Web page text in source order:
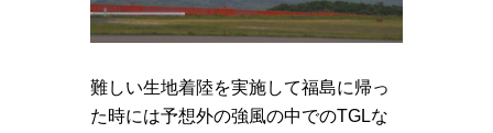
難しい生地着陸を実施して福島に帰っ
た時には予想外の強風の中でのTGLな